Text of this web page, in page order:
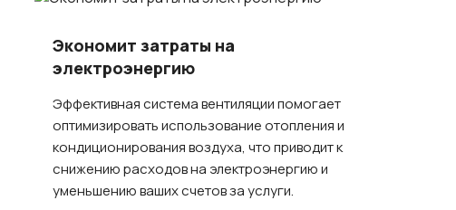
Экономит затраты на
электроэнергию
Эффективная система вентиляции помогает
оптимизировать использование отопления и
кондиционирования воздуха, что приводит к
снижению расходов на электроэнергию и
уменьшению ваших счетов за услуги.